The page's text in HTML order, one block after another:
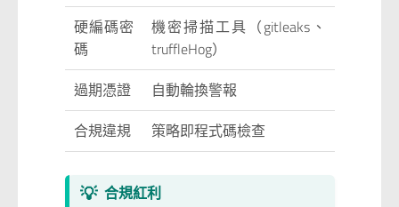
硬編碼密
碼
機密掃描工具（gitleaks、
truffleHog）
過期憑證
自動輪換警報
合規違規
策略即程式碼檢查
💡 合規紅利